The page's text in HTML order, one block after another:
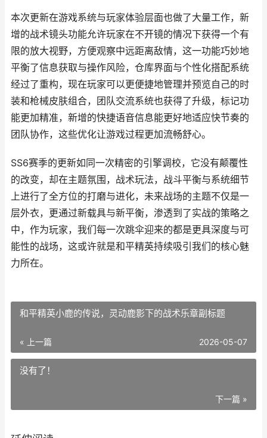
本次更新在游戏系统与玩家体验层面也做了大量工作，新
增的战术镜头功能允许玩家在不开镜的情况下获得一个有
限的放大视野，方便观察中远距离敌情，这一功能巧妙地
平衡了信息获取与操作风险，仓库界面与个性化搭配系统
经过了重构，现在玩家可以更便捷地管理并预览自己的时
装和枪械皮肤组合，团队交流系统也获得了升级，标记功
能更加精准，新增的快捷语音信息能更好地适应快节奏的
团队协作，这些优化让游戏过程更加流畅舒心。
SS6赛季的更新如同一次精密的引擎调校，它没有颠覆性
的改变，却在主题氛围，战术玩法，战斗平衡与系统细节
上进行了全方位的打磨与进化，未来战场的主题不仅是一
层外衣，更通过新载具与新平衡，渗透到了实战的策略之
中，作为玩家，我们每一次跳伞迎来的都是更具深度与可
能性的战场，这或许就是和平精英持续吸引我们的核心魅
力所在。
和平精英小鹿的传说，灵动鹿影下的战术乐章副标题
« 上一篇 2026-05-07
没有了！
下一篇 »